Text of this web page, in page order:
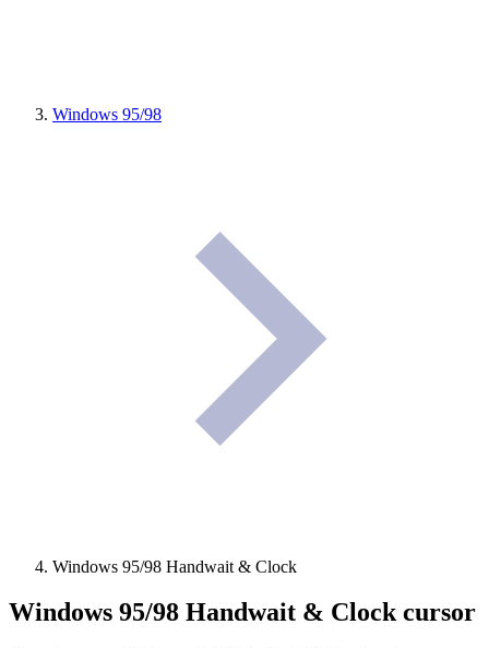
Windows 95/98
Windows 95/98 Handwait & Clock
Windows 95/98 Handwait & Clockcursor